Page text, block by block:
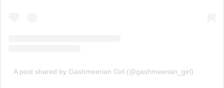
A post shared by Gashmeerian Girl (@gashmeerian_girl)